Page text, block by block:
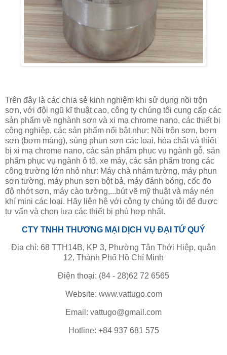
Trên đây là các chia sẻ kinh nghiệm khi sử dụng nồi trộn
sơn, với đội ngũ kĩ thuật cao, công ty chúng tôi cung cấp các
sản phẩm về nghành sơn và xi mạ chrome nano, các thiết bị
công nghiệp, các sản phẩm nổi bật như: Nồi trộn sơn, bơm
sơn (bơm màng), súng phun sơn các loại, hóa chất và thiết
bị xi mạ chrome nano, các sản phẩm phục vụ ngành gỗ, sản
phẩm phục vụ ngành ô tô, xe máy, các sản phẩm trong các
công trường lớn nhỏ như: Máy chà nhám tường, máy phun
sơn tường, máy phun sơn bột bả, máy đánh bóng, cốc đo
độ nhớt sơn, máy cào tường,...bút vẽ mỹ thuật và máy nén
khí mini các loại. Hãy liên hệ với công ty chúng tôi để được
tư vấn và chọn lựa các thiết bị phù hợp nhất.
CTY TNHH THƯƠNG MẠI DỊCH VỤ ĐẠI TỨ QUÝ
Địa chỉ: 68 TTH14B, KP 3, Phường Tân Thới Hiệp, quận
12, Thành Phố Hồ Chí Minh
Điện thoại: (84 - 28)62 72 6565
Website: www.vattugo.com
Email: vattugo@gmail.com
Hotline: +84 937 681 575